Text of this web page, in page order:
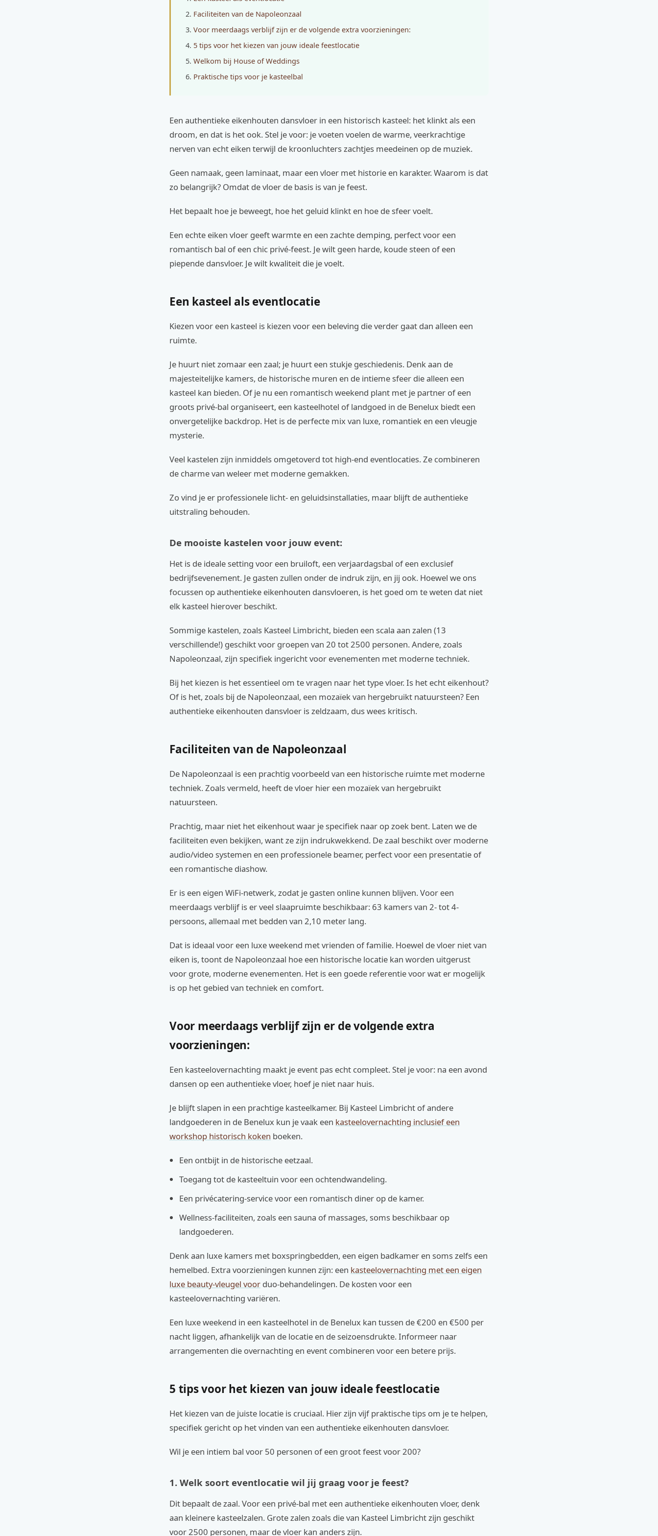
Faciliteiten van de Napoleonzaal
Voor meerdaags verblijf zijn er de volgende extra voorzieningen:
5 tips voor het kiezen van jouw ideale feestlocatie
Welkom bij House of Weddings
Praktische tips voor je kasteelbal
Een authentieke eikenhouten dansvloer in een historisch kasteel: het klinkt als een
droom, en dat is het ook. Stel je voor: je voeten voelen de warme, veerkrachtige
nerven van echt eiken terwijl de kroonluchters zachtjes meedeinen op de muziek.
Geen namaak, geen laminaat, maar een vloer met historie en karakter. Waarom is dat
zo belangrijk? Omdat de vloer de basis is van je feest.
Het bepaalt hoe je beweegt, hoe het geluid klinkt en hoe de sfeer voelt.
Een echte eiken vloer geeft warmte en een zachte demping, perfect voor een
romantisch bal of een chic privé-feest. Je wilt geen harde, koude steen of een
piepende dansvloer. Je wilt kwaliteit die je voelt.
Een kasteel als eventlocatie
Kiezen voor een kasteel is kiezen voor een beleving die verder gaat dan alleen een
ruimte.
Je huurt niet zomaar een zaal; je huurt een stukje geschiedenis. Denk aan de
majesteitelijke kamers, de historische muren en de intieme sfeer die alleen een
kasteel kan bieden. Of je nu een romantisch weekend plant met je partner of een
groots privé-bal organiseert, een kasteelhotel of landgoed in de Benelux biedt een
onvergetelijke backdrop. Het is de perfecte mix van luxe, romantiek en een vleugje
mysterie.
Veel kastelen zijn inmiddels omgetoverd tot high-end eventlocaties. Ze combineren
de charme van weleer met moderne gemakken.
Zo vind je er professionele licht- en geluidsinstallaties, maar blijft de authentieke
uitstraling behouden.
De mooiste kastelen voor jouw event:
Het is de ideale setting voor een bruiloft, een verjaardagsbal of een exclusief
bedrijfsevenement. Je gasten zullen onder de indruk zijn, en jij ook. Hoewel we ons
focussen op authentieke eikenhouten dansvloeren, is het goed om te weten dat niet
elk kasteel hierover beschikt.
Sommige kastelen, zoals Kasteel Limbricht, bieden een scala aan zalen (13
verschillende!) geschikt voor groepen van 20 tot 2500 personen. Andere, zoals
Napoleonzaal, zijn specifiek ingericht voor evenementen met moderne techniek.
Bij het kiezen is het essentieel om te vragen naar het type vloer. Is het echt eikenhout?
Of is het, zoals bij de Napoleonzaal, een mozaïek van hergebruikt natuursteen? Een
authentieke eikenhouten dansvloer is zeldzaam, dus wees kritisch.
Faciliteiten van de Napoleonzaal
De Napoleonzaal is een prachtig voorbeeld van een historische ruimte met moderne
techniek. Zoals vermeld, heeft de vloer hier een mozaïek van hergebruikt
natuursteen.
Prachtig, maar niet het eikenhout waar je specifiek naar op zoek bent. Laten we de
faciliteiten even bekijken, want ze zijn indrukwekkend. De zaal beschikt over moderne
audio/video systemen en een professionele beamer, perfect voor een presentatie of
een romantische diashow.
Er is een eigen WiFi-netwerk, zodat je gasten online kunnen blijven. Voor een
meerdaags verblijf is er veel slaapruimte beschikbaar: 63 kamers van 2- tot 4-
persoons, allemaal met bedden van 2,10 meter lang.
Dat is ideaal voor een luxe weekend met vrienden of familie. Hoewel de vloer niet van
eiken is, toont de Napoleonzaal hoe een historische locatie kan worden uitgerust
voor grote, moderne evenementen. Het is een goede referentie voor wat er mogelijk
is op het gebied van techniek en comfort.
Voor meerdaags verblijf zijn er de volgende extra
voorzieningen:
Een kasteelovernachting maakt je event pas echt compleet. Stel je voor: na een avond
dansen op een authentieke vloer, hoef je niet naar huis.
Je blijft slapen in een prachtige kasteelkamer. Bij Kasteel Limbricht of andere
landgoederen in de Benelux kun je vaak een kasteelovernachting inclusief een
workshop historisch koken boeken.
Een ontbijt in de historische eetzaal.
Toegang tot de kasteeltuin voor een ochtendwandeling.
Een privécatering-service voor een romantisch diner op de kamer.
Wellness-faciliteiten, zoals een sauna of massages, soms beschikbaar op
landgoederen.
Denk aan luxe kamers met boxspringbedden, een eigen badkamer en soms zelfs een
hemelbed. Extra voorzieningen kunnen zijn: een kasteelovernachting met een eigen
luxe beauty-vleugel voor duo-behandelingen. De kosten voor een
kasteelovernachting variëren.
Een luxe weekend in een kasteelhotel in de Benelux kan tussen de €200 en €500 per
nacht liggen, afhankelijk van de locatie en de seizoensdrukte. Informeer naar
arrangementen die overnachting en event combineren voor een betere prijs.
5 tips voor het kiezen van jouw ideale feestlocatie
Het kiezen van de juiste locatie is cruciaal. Hier zijn vijf praktische tips om je te helpen,
specifiek gericht op het vinden van een authentieke eikenhouten dansvloer.
Wil je een intiem bal voor 50 personen of een groot feest voor 200?
1. Welk soort eventlocatie wil jij graag voor je feest?
Dit bepaalt de zaal. Voor een privé-bal met een authentieke eikenhouten vloer, denk
aan kleinere kasteelzalen. Grote zalen zoals die van Kasteel Limbricht zijn geschikt
voor 2500 personen, maar de vloer kan anders zijn.